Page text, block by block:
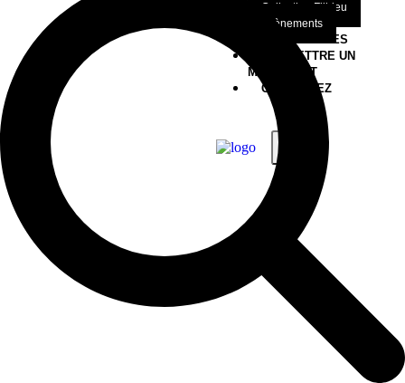
Collection Filbleu
Évènements
NOS OEUVRES
SOUMETTRE UN
MANUSCRIT
CONTACTEZ